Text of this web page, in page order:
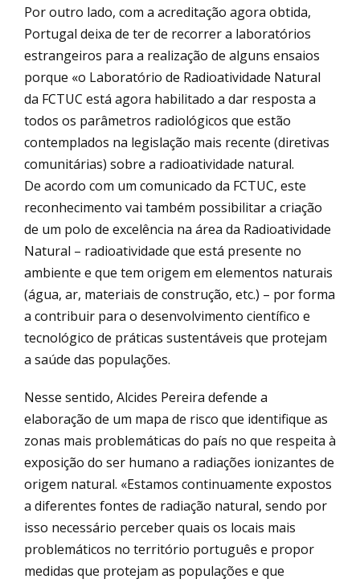
Por outro lado, com a acreditação agora obtida,
Portugal deixa de ter de recorrer a laboratórios
estrangeiros para a realização de alguns ensaios
porque «o Laboratório de Radioatividade Natural
da FCTUC está agora habilitado a dar resposta a
todos os parâmetros radiológicos que estão
contemplados na legislação mais recente (diretivas
comunitárias) sobre a radioatividade natural.
De acordo com um comunicado da FCTUC, este
reconhecimento vai também possibilitar a criação
de um polo de excelência na área da Radioatividade
Natural – radioatividade que está presente no
ambiente e que tem origem em elementos naturais
(água, ar, materiais de construção, etc.) – por forma
a contribuir para o desenvolvimento científico e
tecnológico de práticas sustentáveis que protejam
a saúde das populações.
Nesse sentido, Alcides Pereira defende a
elaboração de um mapa de risco que identifique as
zonas mais problemáticas do país no que respeita à
exposição do ser humano a radiações ionizantes de
origem natural. «Estamos continuamente expostos
a diferentes fontes de radiação natural, sendo por
isso necessário perceber quais os locais mais
problemáticos no território português e propor
medidas que protejam as populações e que